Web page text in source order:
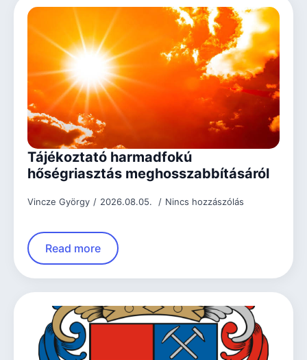
Tájékoztató harmadfokú
hőségriasztás meghosszabbításáról
Vincze György 2026.08.05. Nincs hozzászólás
Read more